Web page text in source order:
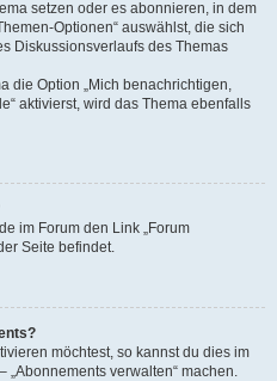
setzen oder es abonnieren, in dem
Optionen“ auswählst, die sich
Diskussionsverlaufs des Themas
die Option „Mich benachrichtigen,
aktivierst, wird das Thema ebenfalls
im Forum den Link „Forum
Seite befindet.
möchtest, so kannst du dies im
„Abonnements verwalten“ machen.